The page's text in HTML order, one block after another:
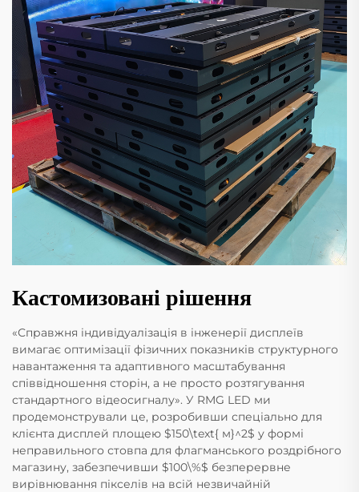
Кастомизовані рішення
«Справжня індивідуалізація в інженерії дисплеїв
вимагає оптимізації фізичних показників структурного
навантаження та адаптивного масштабування
співвідношення сторін, а не просто розтягування
стандартного відеосигналу». У RMG LED ми
продемонстрували це, розробивши спеціально для
клієнта дисплей площею $150\text{ м}^2$ у формі
неправильного стовпа для флагманського роздрібного
магазину, забезпечивши $100\%$ безперервне
вирівнювання пікселів на всій незвичайній